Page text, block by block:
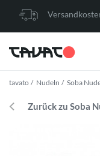
tavato Nudeln Soba
Zurück zu Soba